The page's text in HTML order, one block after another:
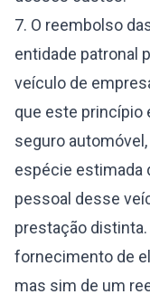
7. O reembolso
entidade patronal
veículo de
que este princípio
seguro
espécie estimada
pessoal desse
prestação
fornecimento de
mas sim de um